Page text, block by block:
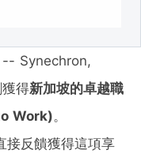
Synechron,
得新加坡的卓越職
Work)。
接反饋獲得這項享